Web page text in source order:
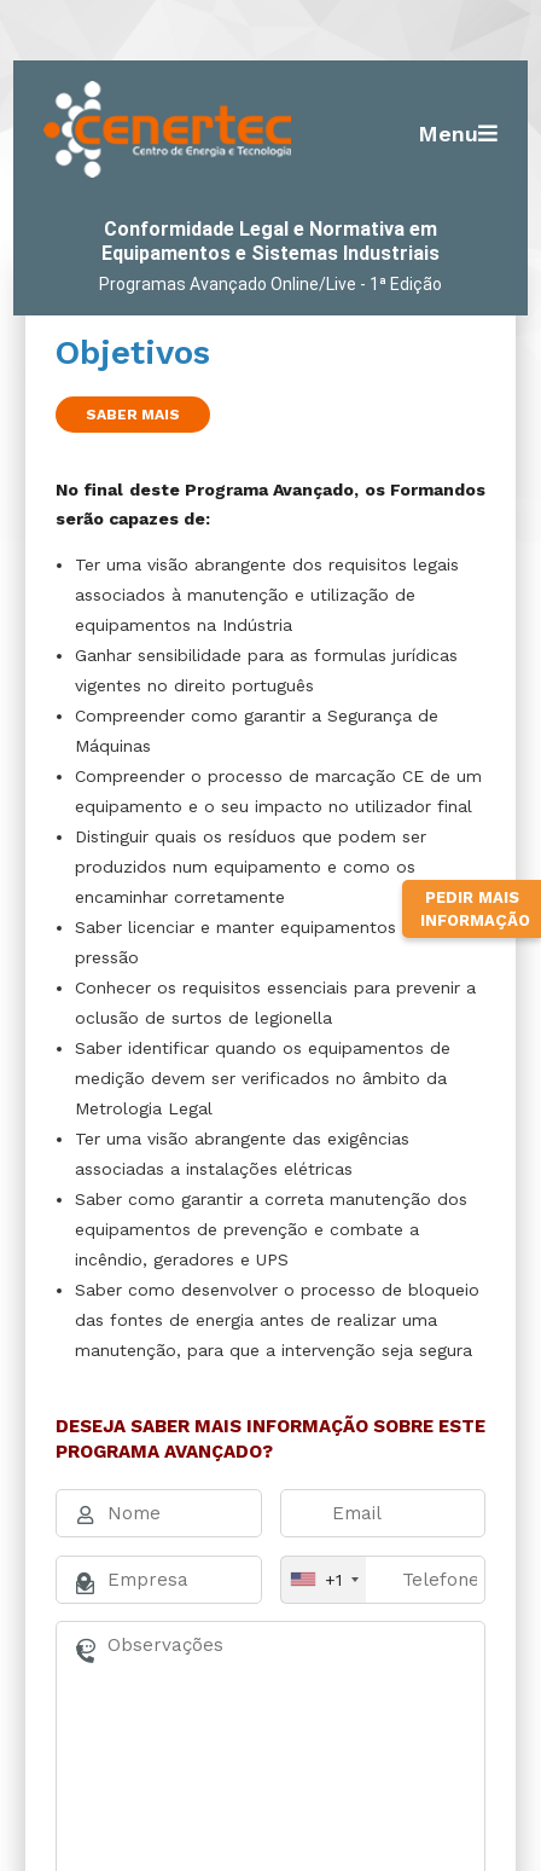
PEDIR MAIS
INFORMAÇÃO
Menu
Conformidade Legal e Normativa em
Equipamentos e Sistemas Industriais
Programas Avançado Online/Live - 1ª Edição
Objetivos
SABER MAIS
No final deste Programa Avançado, os Formandos
serão capazes de:
Ter uma visão abrangente dos requisitos legais
associados à manutenção e utilização de
equipamentos na Indústria
Ganhar sensibilidade para as formulas jurídicas
vigentes no direito português
Compreender como garantir a Segurança de
Máquinas
Compreender o processo de marcação CE de um
equipamento e o seu impacto no utilizador final
Distinguir quais os resíduos que podem ser
produzidos num equipamento e como os
encaminhar corretamente
Saber licenciar e manter equipamentos sob
pressão
Conhecer os requisitos essenciais para prevenir a
oclusão de surtos de legionella
Saber identificar quando os equipamentos de
medição devem ser verificados no âmbito da
Metrologia Legal
Ter uma visão abrangente das exigências
associadas a instalações elétricas
Saber como garantir a correta manutenção dos
equipamentos de prevenção e combate a
incêndio, geradores e UPS
Saber como desenvolver o processo de bloqueio
das fontes de energia antes de realizar uma
manutenção, para que a intervenção seja segura
DESEJA SABER MAIS INFORMAÇÃO SOBRE ESTE
PROGRAMA AVANÇADO?
+1